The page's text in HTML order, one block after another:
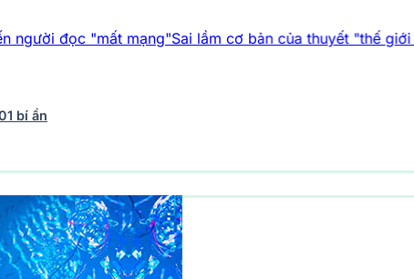
mạng"Sai lầm cơ bản của thuyết "thế giới giả lập"Vụ án
bí ẩn
trụ242 bài viếtY học - Sức khỏe